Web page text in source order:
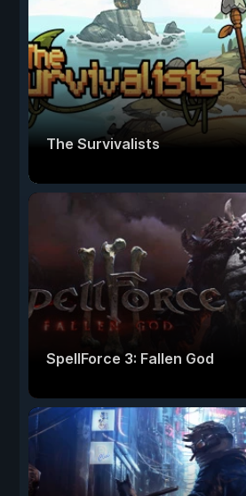
The Survivalists
SpellForce 3: Fallen God